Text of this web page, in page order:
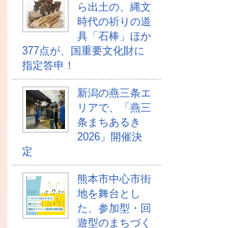
ら出土の、縄文
時代の祈りの道
具「石棒」ほか
377点が、国重要文化財に
指定答申！
新潟の燕三条エ
リアで、「燕三
条まちあるき
2026」開催決
定
熊本市中心市街
地を舞台とし
た、参加型・回
遊型のまちづく